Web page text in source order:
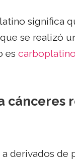
significa
se realizó
es carboplatino
cánceres
derivados